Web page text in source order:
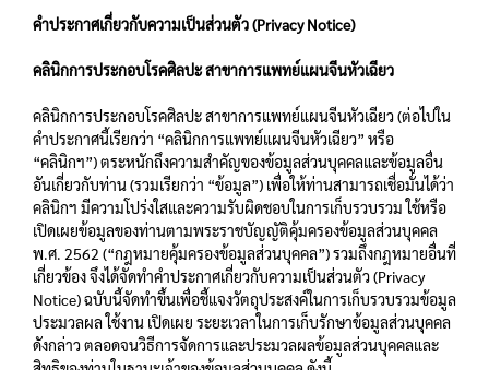
คำประกาศเกี่ยวกับความเป็นส่วนตัว​​ (Privacy Notice)
คลินิกการประกอบโรคศิลปะ สาขาการแพทย์แผนจีนหัวเฉียว
คลินิกการประกอบโรคศิลปะ สาขาการแพทย์แผนจีนหัวเฉียว (ต่อไปใน
คำประกาศนี้เรียกว่า “คลินิกการแพทย์แผนจีนหัวเฉียว” หรือ
“คลินิกฯ”) ตระหนักถึงความสำคัญของข้อมูลส่วนบุคคลและข้อมูลอื่น
อันเกี่ยวกับท่าน (รวมเรียกว่า “ข้อมูล”) เพื่อให้ท่านสามารถเชื่อมั่นได้ว่า
คลินิกฯ มีความโปร่งใสและความรับผิดชอบในการเก็บรวบรวม ใช้หรือ
เปิดเผยข้อมูลของท่านตามพระราชบัญญัติคุ้มครองข้อมูลส่วนบุคคล
พ.ศ. 2562 (“กฎหมายคุ้มครองข้อมูลส่วนบุคคล”) รวมถึงกฎหมายอื่นที่
เกี่ยวข้อง จึงได้จัดทำคำประกาศเกี่ยวกับความเป็นส่วนตัว (Privacy
Notice) ฉบับนี้จัดทำขึ้นเพื่อชี้แจงวัตถุประสงค์ในการเก็บรวบรวมข้อมูล
ประมวลผล ใช้งาน เปิดเผย ระยะเวลาในการเก็บรักษาข้อมูลส่วนบุคคล
ดังกล่าว ตลอดจนวิธีการจัดการและประมวลผลข้อมูลส่วนบุคคลและ